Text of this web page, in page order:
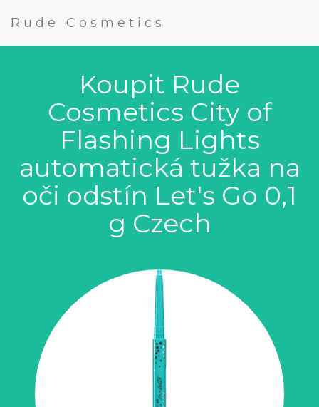
Rude Cosmetics
Koupit Rude
Cosmetics City of
Flashing Lights
automatická tužka na
oči odstín Let's Go 0,1
g Czech